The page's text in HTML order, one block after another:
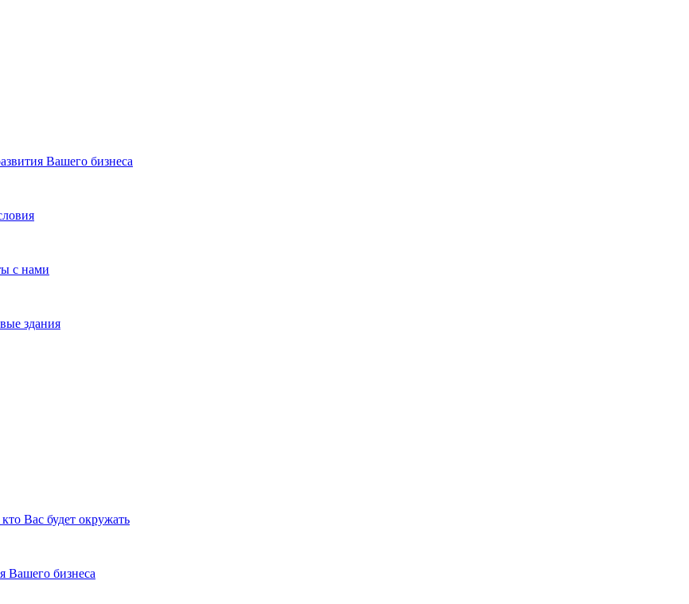
Вашего бизнеса
с нами
здания
Вас будет окружать
Вашего бизнеса